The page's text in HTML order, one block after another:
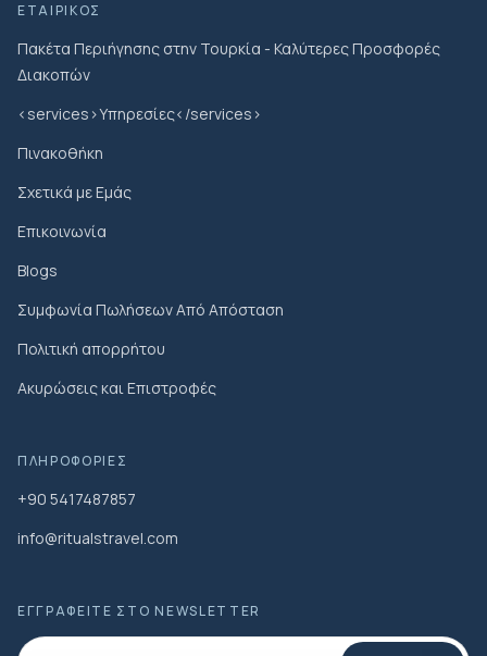
ΕΤΑΙΡΙΚΌΣ
Πακέτα Περιήγησης στην Τουρκία - Καλύτερες Προσφορές
Διακοπών
<services>Υπηρεσίες</services>
Πινακοθήκη
Σχετικά με Εμάς
Επικοινωνία
Blogs
Συμφωνία Πωλήσεων Από Απόσταση
Πολιτική απορρήτου
Ακυρώσεις και Επιστροφές
ΠΛΗΡΟΦΟΡΊΕΣ
+90 5417487857
info@ritualstravel.com
ΕΓΓΡΑΦΕΊΤΕ ΣΤΟ NEWSLETTER